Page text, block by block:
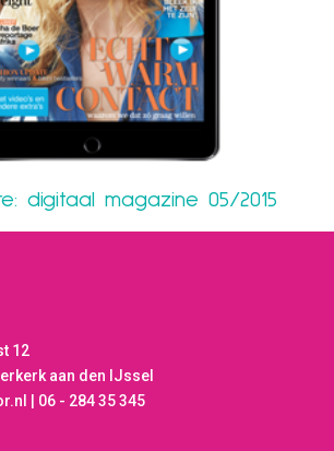
digitaal magazine 05/2015
12
aan den IJssel
| 06 - 284 35 345